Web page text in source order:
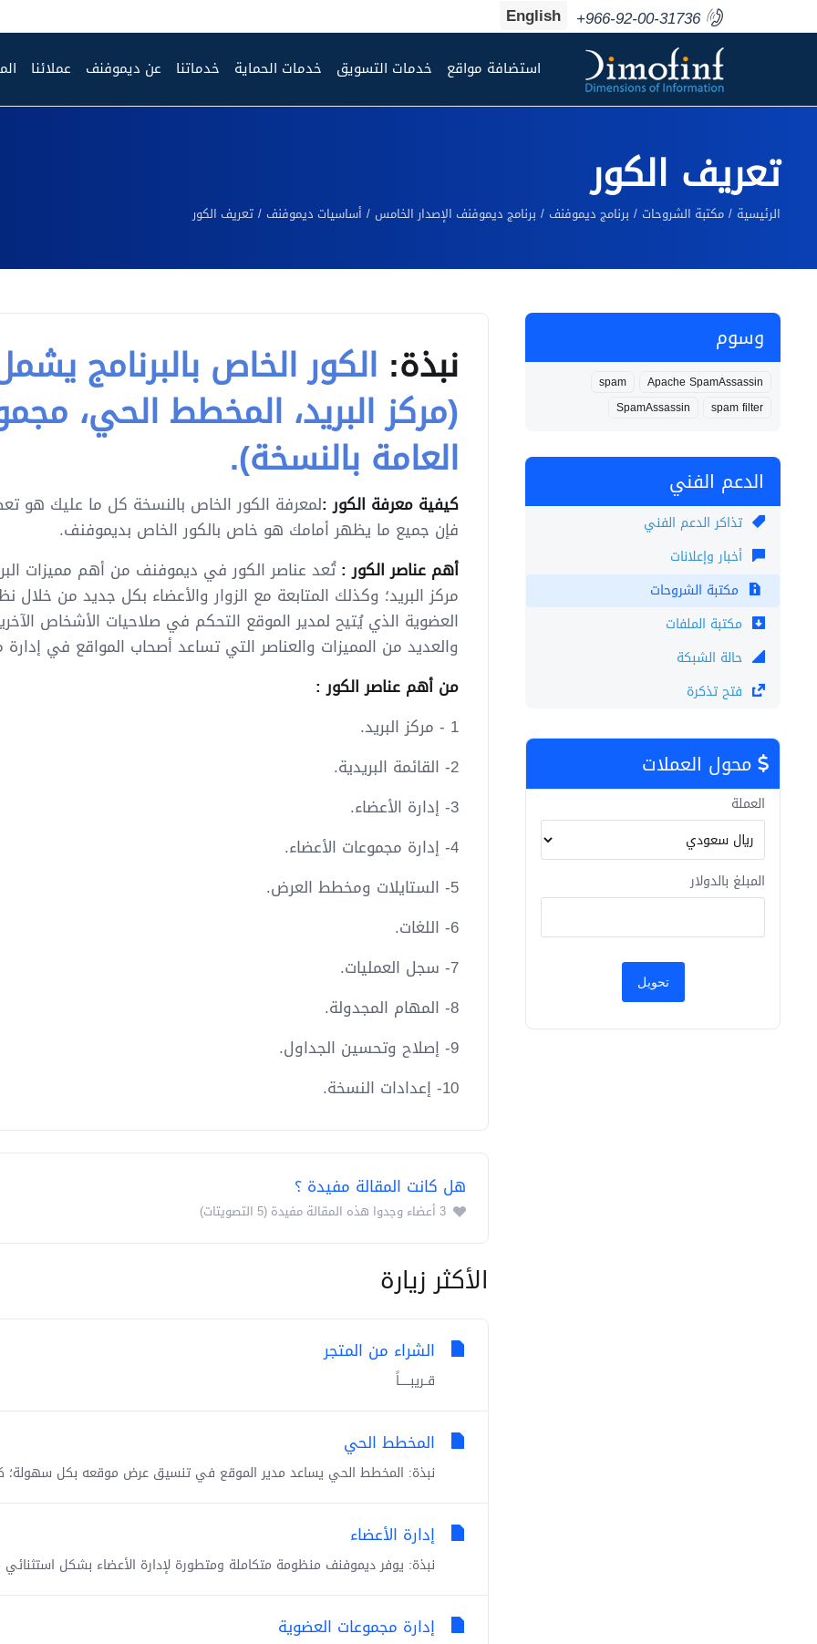
+966-92-00-31736
English
عملائنا عن ديموفنف خدماتنا خدمات الحماية خدمات التسويق استضافة مواقع
تعريف الكور
الرئيسية مكتبة الشروحات برنامج ديموفنف برنامج ديموفنف الإصدار الخامس أساسيات ديموفنف تعريف الكور
وسوم
Apache SpamAssassin
spam
spam filter
SpamAssassin
الدعم الفني
تذاكر الدعم الفني
أخبار وإعلانات
مكتبة الشروحات
مكتبة الملفات
حالة الشبكة
فتح تذكرة
محول العملات
العملة
المبلغ بالدولار
نبذة: الكور الخاص بالبرنامج
(مركز البريد، المخطط الحي،
العامة بالنسخة).
كيفية معرفة الكور :لمعرفة الكور الخاص بالنسخة كل ما عليك هو
فإن جميع ما يظهر أمامك هو خاص بالكور الخاص بديموفنف.
أهم عناصر الكور :تُعد عناصر الكور في ديموفنف من أهم مميزات
مركز البريد؛ وكذلك المتابعة مع الزوار والأعضاء بكل جديد من خلال
العضوية الذي يُتيح لمدير الموقع التحكم في صلاحيات الأشخاص
والعديد من المميزات والعناصر التي تساعد أصحاب المواقع في
من أهم عناصر الكور :
1 - مركز البريد.
2- القائمة البريدية.
3- إدارة الأعضاء.
4- إدارة مجموعات الأعضاء.
5- الستايلات ومخطط العرض.
6- اللغات.
7- سجل العمليات.
8- المهام المجدولة.
9- إصلاح وتحسين الجداول.
10- إعدادات النسخة.
هل كانت المقالة مفيدة ؟
3 أعضاء وجدوا هذه المقالة مفيدة (5 التصويتات)
الأكثر زيارة
الشراء من المتجر
قــريبــــــاً
المخطط الحي
نبذة: المخطط الحي يساعد مدير الموقع في تنسيق عرض موقعه بكل سهولة؛
إدارة الأعضاء
نبذة: يوفر ديموفنف منظومة متكاملة ومتطورة لإدارة الأعضاء بشكل
إدارة مجموعات العضوية